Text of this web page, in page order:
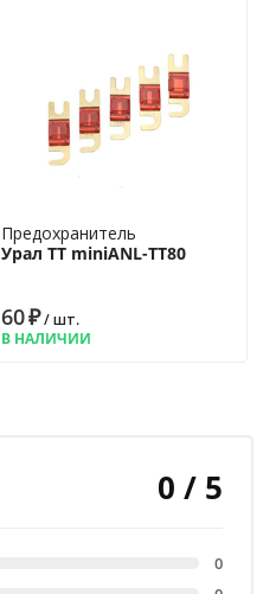
Предохранитель
Урал ТТ miniANL-ТТ80
60₽/ шт.
В НАЛИЧИИ
0 / 5
0